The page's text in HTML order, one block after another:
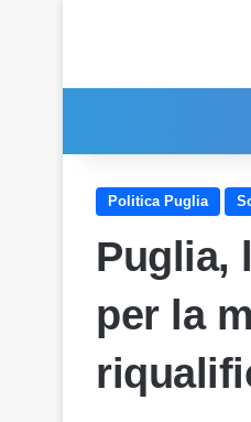
Politica Puglia
Puglia,
per la